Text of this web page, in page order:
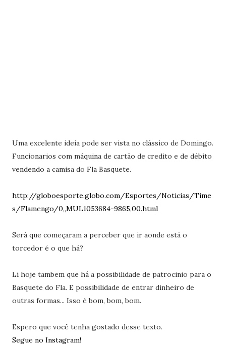
Uma excelente ideia pode ser vista no clássico de Domingo.
Funcionarios com máquina de cartão de credito e de débito
vendendo a camisa do Fla Basquete.
http://globoesporte.globo.com/Esportes/Noticias/Time
s/Flamengo/0,,MUL1053684-9865,00.html
Será que começaram a perceber que ir aonde está o
torcedor é o que há?
Li hoje tambem que há a possibilidade de patrocinio para o
Basquete do Fla. E possibilidade de entrar dinheiro de
outras formas... Isso é bom, bom, bom.
Espero que você tenha gostado desse texto.
Segue no Instagram!